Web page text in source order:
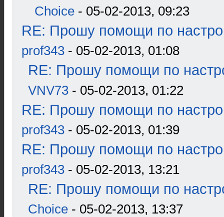
Choice - 05-02-2013, 09:23
RE: Прошу помощи по
prof343 - 05-02-2013, 01:08
RE: Прошу помощи по
VNV73 - 05-02-2013, 01:22
RE: Прошу помощи по
prof343 - 05-02-2013, 01:39
RE: Прошу помощи по
prof343 - 05-02-2013, 13:21
RE: Прошу помощи по
Choice - 05-02-2013, 13:37